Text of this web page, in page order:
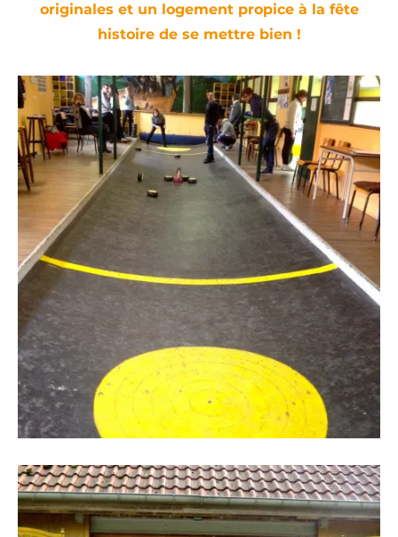
originales et un logement propice à la fête
histoire de se mettre bien !